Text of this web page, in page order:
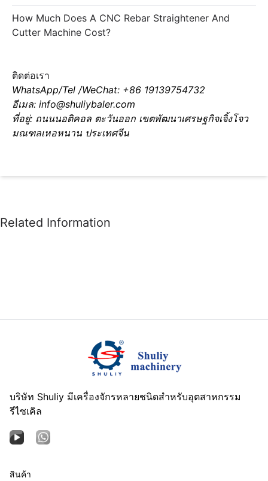
How Much Does A CNC Rebar Straightener And
Cutter Machine Cost?
ติดต่อเรา
WhatsApp/Tel /WeChat: +86 19139754732
อีเมล: info@shuliybaler.com
ที่อยู่: ถนนนอติคอล ตะวันออก เขตพัฒนาเศรษฐกิจเจิ้งโจว
มณฑลเหอหนาน ประเทศจีน
บริษัท Shuliy มีเครื่องจักรหลายชนิดสำหรับอุตสาหกรรม
รีไซเคิล
สินค้า